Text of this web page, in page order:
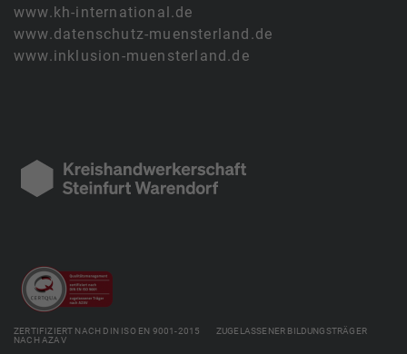
www.kh-international.de
www.datenschutz-muensterland.de
www.inklusion-muensterland.de
ZERTIFIZIERT NACH DIN ISO EN 9001-2015 ZUGELASSENER BILDUNGSTRÄGER
NACH AZAV